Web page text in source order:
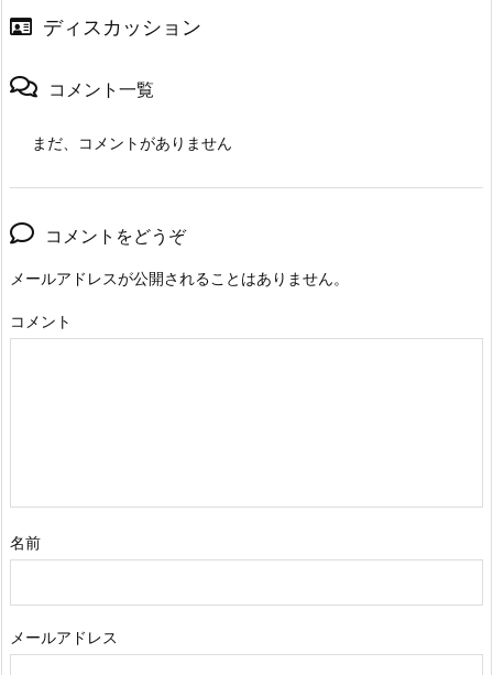
ディスカッション
コメント一覧
まだ、コメントがありません
コメントをどうぞ
メールアドレスが公開されることはありません。
コメント
名前
メールアドレス